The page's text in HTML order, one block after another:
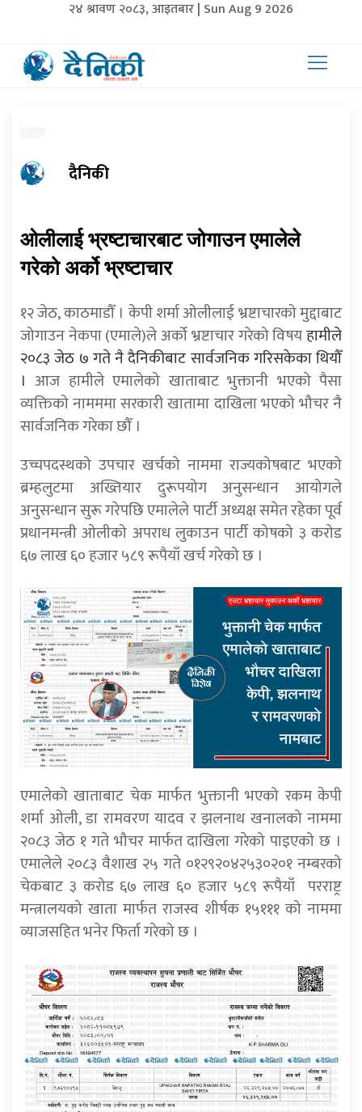
२४ श्रावण २०८३, आइतबार | Sun Aug 9 2026
दैनिकी
ओलीलाई भ्रष्टाचारबाट जोगाउन एमालेले
गरेको अर्को भ्रष्टाचार
१२ जेठ, काठमाडौँ । केपी शर्मा ओलीलाई भ्रष्टाचारको मुद्दाबाट
जोगाउन नेकपा (एमाले)ले अर्को भ्रष्टाचार गरेको विषयहामीले
२०८३ जेठ ७ गते नै दैनिकीबाट सार्वजनिक गरिसकेका थियौँ
। आज हामीले एमालेको खाताबाट भुक्तानी भएको पैसा
व्यक्तिको नामममा सरकारी खातामा दाखिला भएको भौचर नै
सार्वजनिक गरेका छौँ ।
उच्चपदस्थको उपचार खर्चको नाममा राज्यकोषबाट भएको
ब्रम्हलुटमा अख्तियार दुरूपयोग अनुसन्धान आयोगले
अनुसन्धान सुरू गरेपछि एमालेले पार्टी अध्यक्ष समेत रहेका पूर्व
प्रधानमन्त्री ओलीको अपराध लुकाउन पार्टी कोषको ३ करोड
६७ लाख ६० हजार ५८९ रूपैयाँ खर्च गरेको छ ।
एमालेको खाताबाट चेक मार्फत भुक्तानी भएको रकम केपी
शर्मा ओली, डा रामवरण यादव र झलनाथ खनालको नाममा
२०८३ जेठ १ गते भौचर मार्फत दाखिला गरेको पाइएको छ ।
एमालेले २०८३ वैशाख २५ गते ०१२९२०४२५३०२०१ नम्बरको
चेकबाट ३ करोड ६७ लाख ६० हजार ५८९ रूपैयाँ परराष्ट्र
मन्त्रालयको खाता मार्फत राजस्व शीर्षक १५१११ को नाममा
व्याजसहित भनेर फिर्ता गरेको छ ।